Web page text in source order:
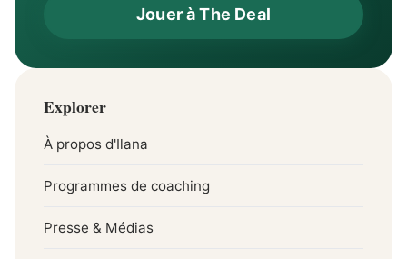
Jouer à The Deal
Explorer
À propos d'Ilana
Programmes de coaching
Presse & Médias